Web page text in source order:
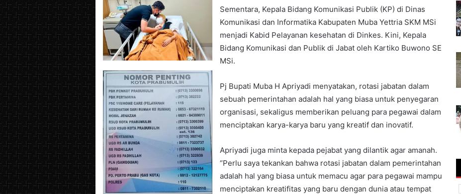
Sementara, Kepala Bidang Komunikasi Publik (KP) di Dinas
Komunikasi dan Informatika Kabupaten Muba Yettria SKM MSi
menjadi Kabid Pelayanan kesehatan di Dinkes. Kini, Kepala
Bidang Komunikasi dan Publik di Jabat oleh Kartiko Buwono SE
MSi.
Pj Bupati Muba H Apriyadi menyatakan, rotasi jabatan dalam
sebuah pemerintahan adalah hal yang biasa untuk penyegaran
organisasi, sekaligus memberikan peluang para pegawai dalam
menciptakan karya-karya baru yang kreatif dan inovatif.
Apriyadi juga minta kepada pejabat yang dilantik agar amanah.
“Perlu saya tekankan bahwa rotasi jabatan dalam pemerintahan
adalah hal yang biasa untuk memacu agar para pegawai mampu
menciptakan kreatifitas yang baru dengan dunia atau tempat